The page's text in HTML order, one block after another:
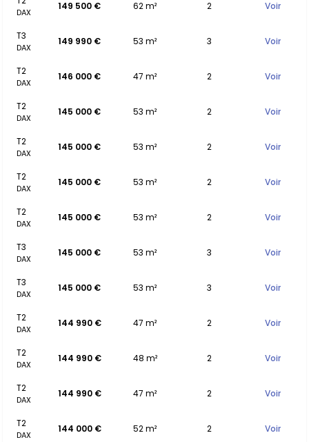
DAX
149 500 € 62 m² 2 Voir
T3
DAX
149 990 € 53 m² 3 Voir
T2
DAX
146 000 € 47 m² 2 Voir
T2
DAX
145 000 € 53 m² 2 Voir
T2
DAX
145 000 € 53 m² 2 Voir
T2
DAX
145 000 € 53 m² 2 Voir
T2
DAX
145 000 € 53 m² 2 Voir
T3
DAX
145 000 € 53 m² 3 Voir
T3
DAX
145 000 € 53 m² 3 Voir
T2
DAX
144 990 € 47 m² 2 Voir
T2
DAX
144 990 € 48 m² 2 Voir
T2
DAX
144 990 € 47 m² 2 Voir
T2
DAX
144 000 € 52 m² 2 Voir